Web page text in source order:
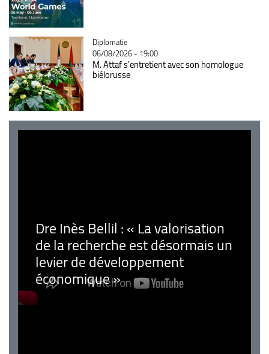
Catégorie
Diplomatie
06/08/2026 - 19:00
M. Attaf s'entretient avec son homologue
biélorusse
Dre Inès Bellil : « La valorisation
de la recherche est désormais un
levier de développement
économique »